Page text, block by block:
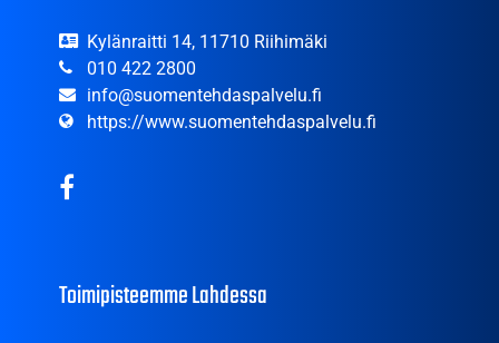
Kylänraitti 14, 11710 Riihimäki
010 422 2800
info@suomentehdaspalvelu.fi
https://www.suomentehdaspalvelu.fi
Toimipisteemme Lahdessa